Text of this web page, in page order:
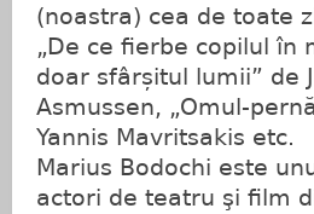
(noastra) cea de toate
„De ce fierbe copilul în
doar sfârșitul lumii” de
Asmussen, „Omul-
Yannis Mavritsakis etc.
Marius Bodochi este
actori de teatru şi film